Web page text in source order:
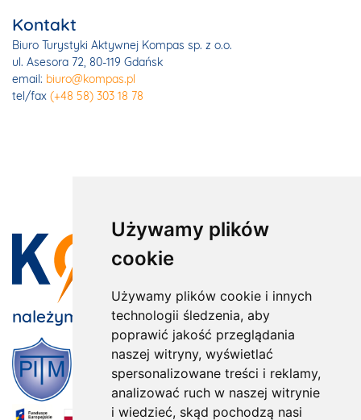
Używamy plików
cookie
Używamy plików cookie i innych
technologii śledzenia, aby
poprawić jakość przeglądania
naszej witryny, wyświetlać
spersonalizowane treści i reklamy,
analizować ruch w naszej witrynie
i wiedzieć, skąd pochodzą nasi
Kontakt
Biuro Turystyki Aktywnej Kompas sp. z o.o.
ul. Asesora 72, 80-119 Gdańsk
email: biuro@kompas.pl
tel/fax (+48 58) 303 18 78
należymy do: